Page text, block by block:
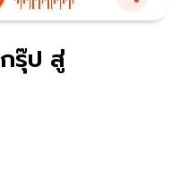
รุ๊ป สู่